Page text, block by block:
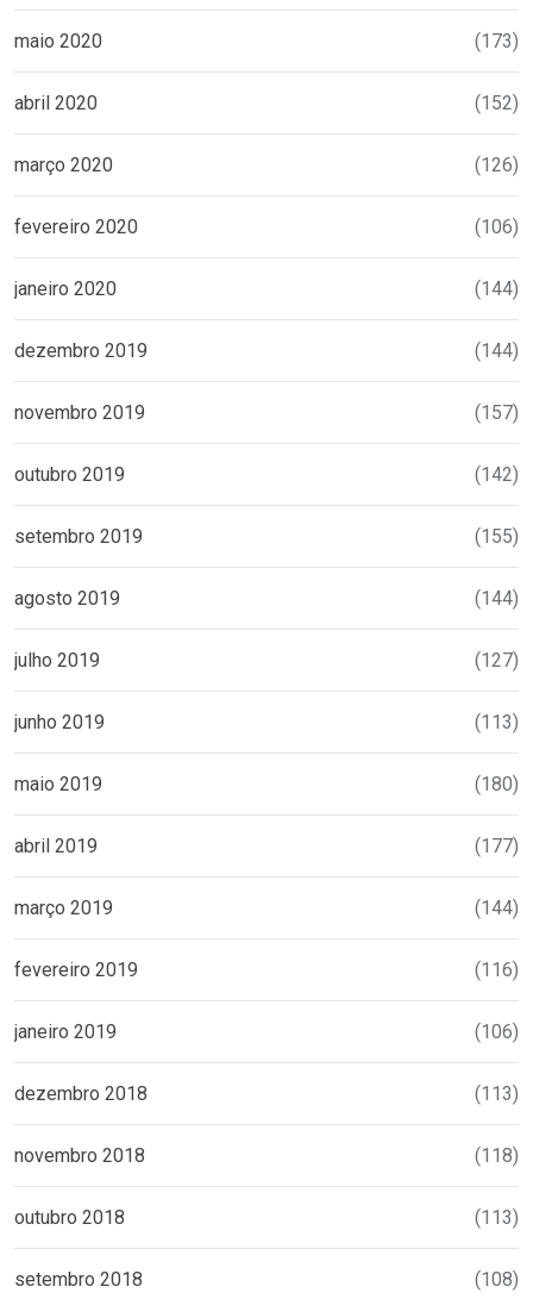
maio 2020 (173)
abril 2020 (152)
março 2020 (126)
fevereiro 2020 (106)
janeiro 2020 (144)
dezembro 2019 (144)
novembro 2019 (157)
outubro 2019 (142)
setembro 2019 (155)
agosto 2019 (144)
julho 2019 (127)
junho 2019 (113)
maio 2019 (180)
abril 2019 (177)
março 2019 (144)
fevereiro 2019 (116)
janeiro 2019 (106)
dezembro 2018 (113)
novembro 2018 (118)
outubro 2018 (113)
setembro 2018 (108)